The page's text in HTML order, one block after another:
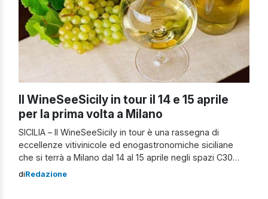
Il WineSeeSicily in tour il 14 e 15 aprile
per la prima volta a Milano
SICILIA – Il WineSeeSicily in tour è una rassegna di
eccellenze vitivinicole ed enogastronomiche siciliane
che si terrà a Milano dal 14 al 15 aprile negli spazi C30
OneDay Group in viale Cassala 30. L’evento è
diRedazione